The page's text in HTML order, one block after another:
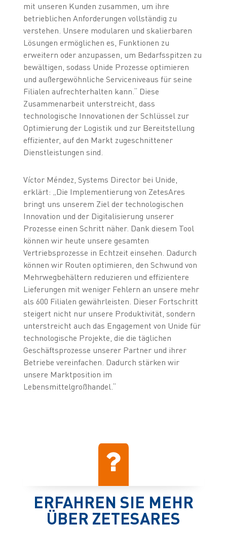
mit unseren Kunden zusammen, um ihre
betrieblichen Anforderungen vollständig zu
verstehen. Unsere modularen und skalierbaren
Lösungen ermöglichen es, Funktionen zu
erweitern oder anzupassen, um Bedarfsspitzen zu
bewältigen, sodass Unide Prozesse optimieren
und außergewöhnliche Serviceniveaus für seine
Filialen aufrechterhalten kann.“ Diese
Zusammenarbeit unterstreicht, dass
technologische Innovationen der Schlüssel zur
Optimierung der Logistik und zur Bereitstellung
effizienter, auf den Markt zugeschnittener
Dienstleistungen sind.
Víctor Méndez, Systems Director bei Unide,
erklärt: „Die Implementierung von ZetesAres
bringt uns unserem Ziel der technologischen
Innovation und der Digitalisierung unserer
Prozesse einen Schritt näher. Dank diesem Tool
können wir heute unsere gesamten
Vertriebsprozesse in Echtzeit einsehen. Dadurch
können wir Routen optimieren, den Schwund von
Mehrwegbehältern reduzieren und effizientere
Lieferungen mit weniger Fehlern an unsere mehr
als 600 Filialen gewährleisten. Dieser Fortschritt
steigert nicht nur unsere Produktivität, sondern
unterstreicht auch das Engagement von Unide für
technologische Projekte, die die täglichen
Geschäftsprozesse unserer Partner und ihrer
Betriebe vereinfachen. Dadurch stärken wir
unsere Marktposition im
Lebensmittelgroßhandel.“
ERFAHREN SIE MEHR
ÜBER ZETESARES